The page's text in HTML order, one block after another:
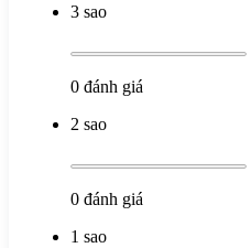
3 sao
0 đánh giá
2 sao
0 đánh giá
1 sao